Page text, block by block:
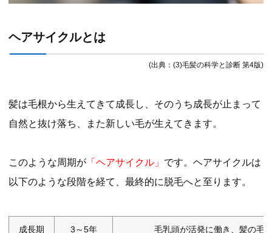
ヘアサイクルとは
(出典：(3)毛髪の科学と診断 第4版)
髪は毛根から生えてきて成長し、そのうち成長が止まって
自然と抜け落ち、また新しい毛が生えてきます。
このような周期が 「ヘアサイクル」 です。ヘアサイクルは
以下のような段階を経て、最終的に脱毛へと至ります。
成長期 3～5年 毛乳頭が活発に働き、髪の毛